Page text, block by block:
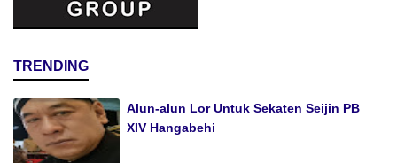
TRENDING
Alun-alun Lor Untuk Sekaten Seijin PB
XIV Hangabehi